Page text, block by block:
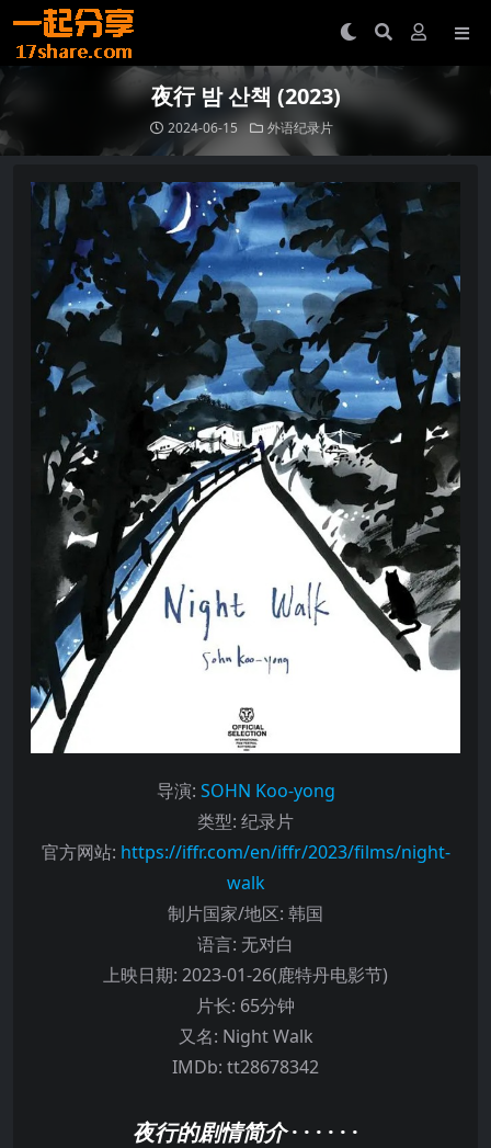
夜行 밤 산책 (2023)
2024-06-15 外语纪录片
导演: SOHN Koo-yong
类型: 纪录片
官方网站: https://iffr.com/en/iffr/2023/films/night-
walk
制片国家/地区: 韩国
语言: 无对白
上映日期: 2023-01-26(鹿特丹电影节)
片长: 65分钟
又名: Night Walk
IMDb: tt28678342
夜行的剧情简介· · · · · ·